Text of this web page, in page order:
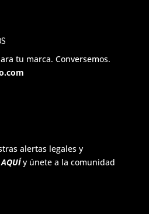
tu marca. Conversemos.
alertas legales y
AQUÍ y únete a la comunidad